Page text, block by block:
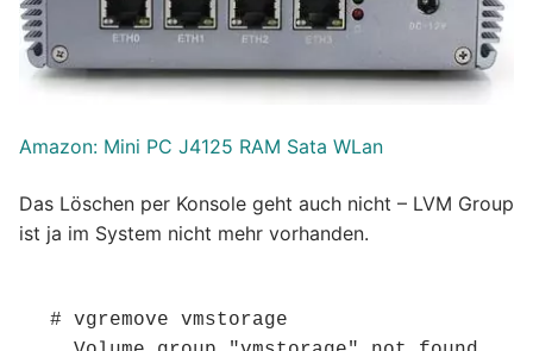
Amazon: Mini PC J4125 RAM Sata WLan
Das Löschen per Konsole geht auch nicht – LVM Group
ist ja im System nicht mehr vorhanden.
# vgremove vmstorage